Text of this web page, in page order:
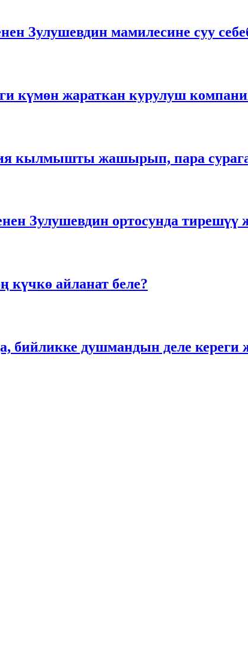
Зулушевдин мамилесине суу
күмөн жараткан курулуш
кылмышты жашырып, пара
Зулушевдин ортосунда тирешүү
күчкө айланат беле?
бийликке душмандын деле кереги